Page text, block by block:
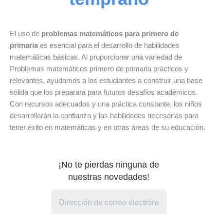
El uso de problemas matemáticos para primero de
primariaes esencial para el desarrollo de habilidades
matemáticas básicas. Al proporcionar una variedad de
Problemas matemáticos primero de primaria prácticos y
relevantes, ayudamos a los estudiantes a construir una base
sólida que los preparará para futuros desafíos académicos.
Con recursos adecuados y una práctica constante, los niños
desarrollarán la confianza y las habilidades necesarias para
tener éxito en matemáticas y en otras áreas de su educación.
¡No te pierdas ninguna de
nuestras novedades!